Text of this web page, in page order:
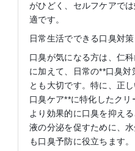
がひどく、セルフケアで
適です。
日常生活でできる口臭対
口臭が気になる方は、仁
に加えて、日常の**口臭対
とも大切です。特に、正
口臭ケア**に特化したクリ
より効果的に口臭を抑え
液の分泌を促すために、
も口臭予防に役立ちます。